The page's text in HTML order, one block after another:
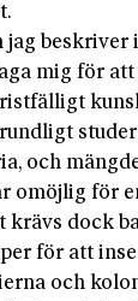
jag beskriver
mig för
och
omöjlig för
krävs dock
för att
och